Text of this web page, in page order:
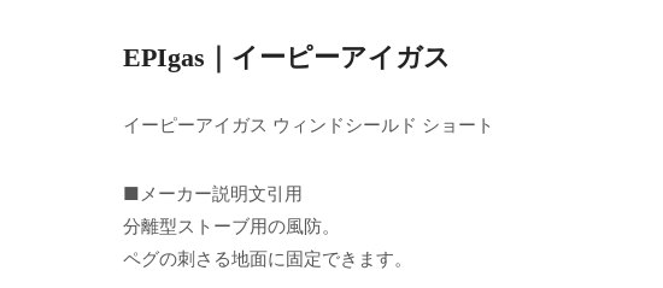
EPIgas｜イーピーアイガス
イーピーアイガス ウィンドシールド ショート
■メーカー説明文引用
分離型ストーブ用の風防。
ペグの刺さる地面に固定できます。